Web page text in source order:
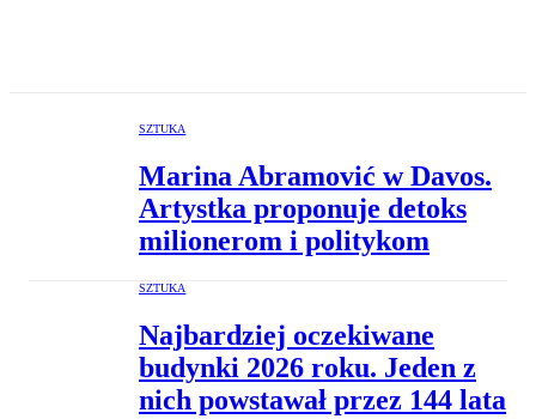
SZTUKA
Marina Abramović w Davos.
Artystka proponuje detoks
milionerom i politykom
SZTUKA
Najbardziej oczekiwane
budynki 2026 roku. Jeden z
nich powstawał przez 144 lata